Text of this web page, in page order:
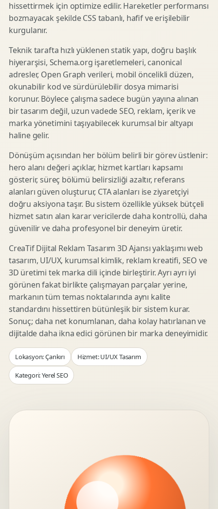
hissettirmek için optimize edilir. Hareketler performansı
bozmayacak şekilde CSS tabanlı, hafif ve erişilebilir
kurgulanır.
Teknik tarafta hızlı yüklenen statik yapı, doğru başlık
hiyerarşisi, Schema.org işaretlemeleri, canonical
adresler, Open Graph verileri, mobil öncelikli düzen,
okunabilir kod ve sürdürülebilir dosya mimarisi
korunur. Böylece çalışma sadece bugün yayına alınan
bir tasarım değil, uzun vadede SEO, reklam, içerik ve
marka yönetimini taşıyabilecek kurumsal bir altyapı
haline gelir.
Dönüşüm açısından her bölüm belirli bir görev üstlenir:
hero alanı değeri açıklar, hizmet kartları kapsamı
gösterir, süreç bölümü belirsizliği azaltır, referans
alanları güven oluşturur, CTA alanları ise ziyaretçiyi
doğru aksiyona taşır. Bu sistem özellikle yüksek bütçeli
hizmet satın alan karar vericilerde daha kontrollü, daha
güvenilir ve daha profesyonel bir deneyim üretir.
CreaTif Dijital Reklam Tasarım 3D Ajansı yaklaşımı web
tasarım, UI/UX, kurumsal kimlik, reklam kreatifi, SEO ve
3D üretimi tek marka dili içinde birleştirir. Ayrı ayrı iyi
görünen fakat birlikte çalışmayan parçalar yerine,
markanın tüm temas noktalarında aynı kalite
standardını hissettiren bütünleşik bir sistem kurar.
Sonuç; daha net konumlanan, daha kolay hatırlanan ve
dijitalde daha ikna edici görünen bir marka deneyimidir.
Lokasyon: Çankırı Hizmet: UI/UX Tasarım
Kategori: Yerel SEO